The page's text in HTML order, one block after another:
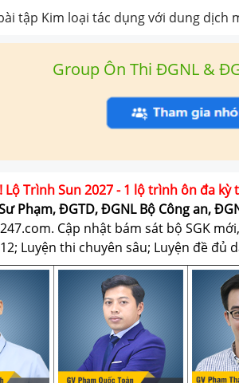
tập Kim loại tác dụng với dung dịch
Group Ôn Thi ĐGNL &
Lộ Trình Sun 2027 - 1 lộ trình ôn đa kỳ
Phạm, ĐGTD, ĐGNL Bộ Công an,
Cập nhật bám sát bộ SGK
Luyện thi chuyên sâu; Luyện đề đủ